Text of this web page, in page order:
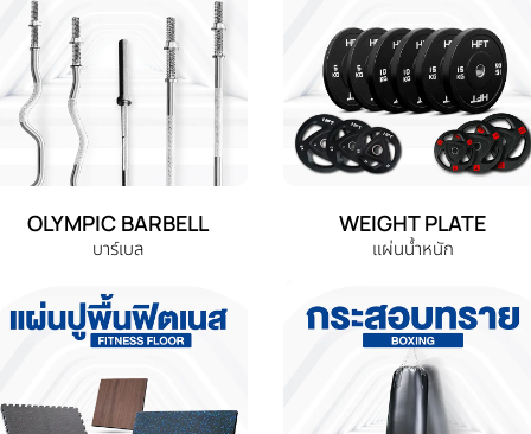
OLYMPIC BARBELL
บาร์เบล
WEIGHT PLATE
แผ่นน้ำหนัก